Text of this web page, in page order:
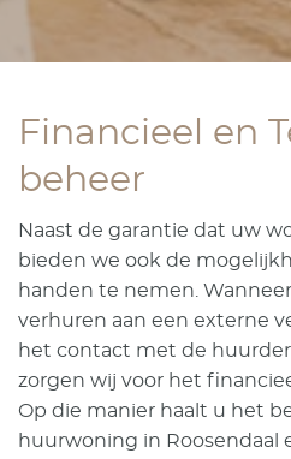
Financieel en
beheer
Naast de garantie dat uw
bieden we ook de
handen te nemen.
verhuren aan een externe
het contact met de
zorgen wij voor het
Op die manier haalt u het
huurwoning in Roosendaal